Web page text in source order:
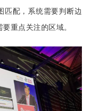
匹配，系统需要判断边
重点关注的区域。